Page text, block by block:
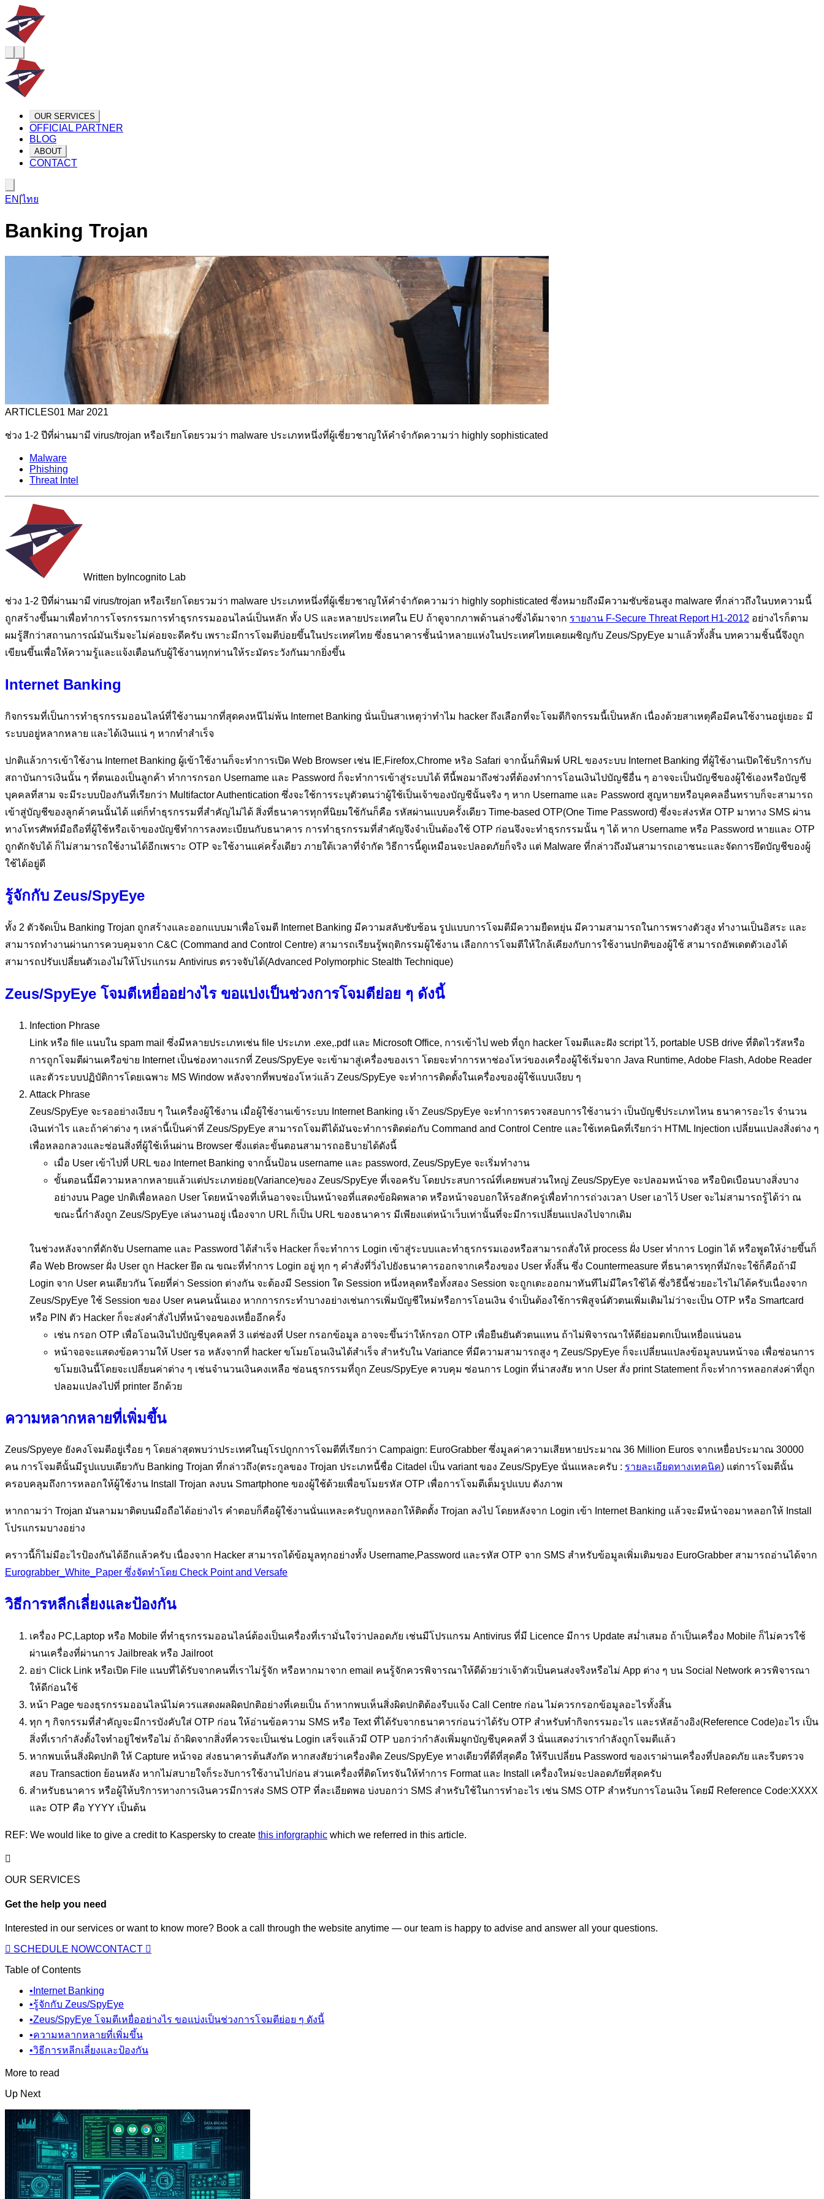
OUR SERVICES
OFFICIAL PARTNER
BLOG
ABOUT
CONTACT
EN |ไทย
Banking Trojan
ARTICLES01 Mar 2021
ช่วง 1-2 ปีที่ผ่านมามี virus/trojan หรือเรียกโดยรวมว่า malware ประเภทหนึ่งที่ผู้เชี่ยวชาญให้คำจำกัดความว่า highly sophisticated
Malware
Phishing
Threat Intel
Written by Incognito Lab
ช่วง 1-2 ปีที่ผ่านมามี virus/trojan หรือเรียกโดยรวมว่า malware ประเภทหนึ่งที่ผู้เชี่ยวชาญให้คำจำกัดความว่า highly sophisticated ซึ่งหมายถึงมีความซับซ้อนสูง malware ที่กล่าวถึงในบทความนี้
ถูกสร้างขึ้นมาเพื่อทำการโจรกรรมการทำธุรกรรมออนไลน์เป็นหลัก ทั้ง US และหลายประเทศใน EU ถ้าดูจากภาพด้านล่างซึ่งได้มาจาก รายงาน F-Secure Threat Report H1-2012 อย่างไรก็ตาม
ผมรู้สึกว่าสถานการณ์มันเริ่มจะไม่ค่อยจะดีครับ เพราะมีการโจมตีบ่อยขึ้นในประเทศไทย ซึ่งธนาคารชั้นนำหลายแห่งในประเทศไทยเคยเผชิญกับ Zeus/SpyEye มาแล้วทั้งสิ้น บทความชิ้นนี้จึงถูก
เขียนขึ้นเพื่อให้ความรู้และแจ้งเตือนกับผู้ใช้งานทุกท่านให้ระมัดระวังกันมากยิ่งขึ้น
Internet Banking
กิจกรรมที่เป็นการทำธุรกรรมออนไลน์ที่ใช้งานมากที่สุดคงหนีไม่พ้น Internet Banking นั่นเป็นสาเหตุว่าทำไม hacker ถึงเลือกที่จะโจมตีกิจกรรมนี้เป็นหลัก เนื่องด้วยสาเหตุคือมีคนใช้งานอยู่เยอะ มี
ระบบอยู่หลากหลาย และได้เงินแน่ ๆ หากทำสำเร็จ
ปกติแล้วการเข้าใช้งาน Internet Banking ผู้เข้าใช้งานก็จะทำการเปิด Web Browser เช่น IE,Firefox,Chrome หริอ Safari จากนั้นก็พิมพ์ URL ของระบบ Internet Banking ที่ผู้ใช้งานเปิดใช้บริการกับ
สถาบันการเงินนั้น ๆ ที่ตนเองเป็นลูกค้า ทำการกรอก Username และ Password ก็จะทำการเข้าสู่ระบบได้ ทีนี้พอมาถึงช่วงที่ต้องทำการโอนเงินไปบัญชีอื่น ๆ อาจจะเป็นบัญชีของผู้ใช้เองหรือบัญชี
บุคคลที่สาม จะมีระบบป้องกันที่เรียกว่า Multifactor Authentication ซึ่งจะใช้การระบุตัวตนว่าผู้ใช้เป็นเจ้าของบัญชีนั้นจริง ๆ หาก Username และ Password สูญหายหรือบุคคลอื่นทราบก็จะสามารถ
เข้าสู่บัญชีของลูกค้าคนนั้นได้ แต่ก็ทำธุรกรรมที่สำคัญไม่ได้ สิ่งที่ธนาคารทุกที่นิยมใช้กันก็คือ รหัสผ่านแบบครั้งเดียว Time-based OTP(One Time Password) ซึ่งจะส่งรหัส OTP มาทาง SMS ผ่าน
ทางโทรศัพท์มือถือที่ผู้ใช้หรือเจ้าของบัญชีทำการลงทะเบียนกับธนาคาร การทำธุรกรรมที่สำคัญจึงจำเป็นต้องใช้ OTP ก่อนจึงจะทำธุรกรรมนั้น ๆ ได้ หาก Username หรือ Password หายและ OTP
ถูกดักจับได้ ก็ไม่สามารถใช้งานได้อีกเพราะ OTP จะใช้งานแค่ครั้งเดียว ภายใต้เวลาที่จำกัด วิธีการนี้ดูเหมือนจะปลอดภัยก็จริง แต่ Malware ที่กล่าวถึงมันสามารถเอาชนะและจัดการยึดบัญชีของผู้
ใช้ได้อยู่ดี
รู้จักกับ Zeus/SpyEye
ทั้ง 2 ตัวจัดเป็น Banking Trojan ถูกสร้างและออกแบบมาเพื่อโจมตี Internet Banking มีความสลับซับซ้อน รูปแบบการโจมตีมีความยืดหยุ่น มีความสามารถในการพรางตัวสูง ทำงานเป็นอิสระ และ
สามารถทำงานผ่านการควบคุมจาก C&C (Command and Control Centre) สามารถเรียนรู้พฤติกรรมผู้ใช้งาน เลือกการโจมตีให้ใกล้เคียงกับการใช้งานปกติของผู้ใช้ สามารถอัพเดตตัวเองได้
สามารถปรับเปลี่ยนตัวเองไม่ให้โปรแกรม Antivirus ตรวจจับได้(Advanced Polymorphic Stealth Technique)
Zeus/SpyEye โจมตีเหยื่ออย่างไร ขอแบ่งเป็นช่วงการโจมตีย่อย ๆ ดังนี้
Infection Phrase
Link หรือ file แนบใน spam mail ซึ่งมีหลายประเภทเช่น file ประเภท .exe,.pdf และ Microsoft Office, การเข้าไป web ที่ถูก hacker โจมตีและฝัง script ไว้, portable USB drive ที่ติดไวรัสหรือ
การถูกโจมตีผ่านเครือข่าย Internet เป็นช่องทางแรกที่ Zeus/SpyEye จะเข้ามาสู่เครื่องของเรา โดยจะทำการหาช่องโหว่ของเครื่องผู้ใช้เริ่มจาก Java Runtime, Adobe Flash, Adobe Reader
และตัวระบบปฏิบัติการโดยเฉพาะ MS Window หลังจากที่พบช่องโหว่แล้ว Zeus/SpyEye จะทำการติดตั้งในเครื่องของผู้ใช้แบบเงียบ ๆ
Attack Phrase
Zeus/SpyEye จะรออย่างเงียบ ๆ ในเครื่องผู้ใช้งาน เมื่อผู้ใช้งานเข้าระบบ Internet Banking เจ้า Zeus/SpyEye จะทำการตรวจสอบการใช้งานว่า เป็นบัญชีประเภทไหน ธนาคารอะไร จำนวน
เงินเท่าไร และถ้าค่าต่าง ๆ เหล่านี้เป็นค่าที่ Zeus/SpyEye สามารถโจมตีได้มันจะทำการติดต่อกับ Command and Control Centre และใช้เทคนิคที่เรียกว่า HTML Injection เปลี่ยนแปลงสิ่งต่าง ๆ
เพื่อหลอกลวงและซ่อนสิ่งที่ผู้ใช้เห็นผ่าน Browser ซึ่งแต่ละขั้นตอนสามารถอธิบายได้ดังนี้
เมื่อ User เข้าไปที่ URL ของ Internet Banking จากนั้นป้อน username และ password, Zeus/SpyEye จะเริ่มทำงาน
ขั้นตอนนี้มีความหลากหลายแล้วแต่ประเภทย่อย(Variance)ของ Zeus/SpyEye ที่เจอครับ โดยประสบการณ์ที่เคยพบส่วนใหญ่ Zeus/SpyEye จะปลอมหน้าจอ หรือบิดเบือนบางสิ่งบาง
อย่างบน Page ปกติเพื่อหลอก User โดยหน้าจอที่เห็นอาจจะเป็นหน้าจอที่แสดงข้อผิดพลาด หรือหน้าจอบอกให้รอสักครู่เพื่อทำการถ่วงเวลา User เอาไว้ User จะไม่สามารถรู้ได้ว่า ณ
ขณะนี้กำลังถูก Zeus/SpyEye เล่นงานอยู่ เนื่องจาก URL ก็เป็น URL ของธนาคาร มีเพียงแต่หน้าเว็บเท่านั้นที่จะมีการเปลี่ยนแปลงไปจากเดิม
ในช่วงหลังจากที่ดักจับ Username และ Password ได้สำเร็จ Hacker ก็จะทำการ Login เข้าสู่ระบบและทำธุรกรรมเองหรือสามารถสั่งให้ process ฝั่ง User ทำการ Login ได้ หรือพูดให้ง่ายขึ้นก็
คือ Web Browser ฝั่ง User ถูก Hacker ยึด ณ ขณะที่ทำการ Login อยู่ ทุก ๆ คำสั่งที่วิ่งไปยังธนาคารออกจากเครื่องของ User ทั้งสิ้น ซึ่ง Countermeasure ที่ธนาคารทุกที่มักจะใช้ก็คือถ้ามี
Login จาก User คนเดียวกัน โดยที่ค่า Session ต่างกัน จะต้องมี Session ใด Session หนึ่งหลุดหรือทั้งสอง Session จะถูกเตะออกมาทันทีไม่มีใครใช้ได้ ซึ่งวิธีนี้ช่วยอะไรไม่ได้ครับเนื่องจาก
Zeus/SpyEye ใช้ Session ของ User คนคนนั้นเอง หากการกระทำบางอย่างเช่นการเพิ่มบัญชีใหม่หรือการโอนเงิน จำเป็นต้องใช้การพิสูจน์ตัวตนเพิ่มเติมไม่ว่าจะเป็น OTP หรือ Smartcard
หรือ PIN ตัว Hacker ก็จะส่งคำสั่งไปที่หน้าจอของเหยื่ออีกครั้ง
เช่น กรอก OTP เพื่อโอนเงินไปบัญชีบุคคลที่ 3 แต่ช่องที่ User กรอกข้อมูล อาจจะขึ้นว่าให้กรอก OTP เพื่อยืนยันตัวตนแทน ถ้าไม่พิจารณาให้ดีย่อมตกเป็นเหยื่อแน่นอน
หน้าจอจะแสดงข้อความให้ User รอ หลังจากที่ hacker ขโมยโอนเงินได้สำเร็จ สำหรับใน Variance ที่มีความสามารถสูง ๆ Zeus/SpyEye ก็จะเปลี่ยนแปลงข้อมูลบนหน้าจอ เพื่อซ่อนการ
ขโมยเงินนี้โดยจะเปลี่ยนค่าต่าง ๆ เช่นจำนวนเงินคงเหลือ ซ่อนธุรกรรมที่ถูก Zeus/SpyEye ควบคุม ซ่อนการ Login ที่น่าสงสัย หาก User สั่ง print Statement ก็จะทำการหลอกส่งค่าที่ถูก
ปลอมแปลงไปที่ printer อีกด้วย
ความหลากหลายที่เพิ่มขึ้น
Zeus/Spyeye ยังคงโจมตีอยู่เรื่อย ๆ โดยล่าสุดพบว่าประเทศในยุโรปถูกการโจมตีที่เรียกว่า Campaign: EuroGrabber ซึ่งมูลค่าความเสียหายประมาณ 36 Million Euros จากเหยื่อประมาณ 30000
คน การโจมตีนั้นมีรูปแบบเดียวกับ Banking Trojan ที่กล่าวถึง(ตระกูลของ Trojan ประเภทนี้ชื่อ Citadel เป็น variant ของ Zeus/SpyEye นั่นแหละครับ : รายละเอียดทางเทคนิค) แต่การโจมตีนั้น
ครอบคลุมถึงการหลอกให้ผู้ใช้งาน Install Trojan ลงบน Smartphone ของผู้ใช้ด้วยเพื่อขโมยรหัส OTP เพื่อการโจมตีเต็มรูปแบบ ดังภาพ
หากถามว่า Trojan มันลามมาติดบนมือถือได้อย่างไร คำตอบก็คือผู้ใช้งานนั่นแหละครับถูกหลอกให้ติดตั้ง Trojan ลงไป โดยหลังจาก Login เข้า Internet Banking แล้วจะมีหน้าจอมาหลอกให้ Install
โปรแกรมบางอย่าง
คราวนี้ก็ไม่มีอะไรป้องกันได้อีกแล้วครับ เนื่องจาก Hacker สามารถได้ข้อมูลทุกอย่างทั้ง Username,Password และรหัส OTP จาก SMS สำหรับข้อมูลเพิ่มเติมของ EuroGrabber สามารถอ่านได้จาก
Eurograbber_White_Paper ซึ่งจัดทำโดย Check Point and Versafe
วิธีการหลีกเลี่ยงและป้องกัน
เครื่อง PC,Laptop หรือ Mobile ที่ทำธุรกรรมออนไลน์ต้องเป็นเครื่องที่เรามั่นใจว่าปลอดภัย เช่นมีโปรแกรม Antivirus ที่มี Licence มีการ Update สม่ำเสมอ ถ้าเป็นเครื่อง Mobile ก็ไม่ควรใช้
ผ่านเครื่องที่ผ่านการ Jailbreak หรือ Jailroot
อย่า Click Link หรือเปิด File แนบที่ได้รับจากคนที่เราไม่รู้จัก หรือหากมาจาก email คนรู้จักควรพิจารณาให้ดีด้วยว่าเจ้าตัวเป็นคนส่งจริงหรือไม่ App ต่าง ๆ บน Social Network ควรพิจารณา
ให้ดีก่อนใช้
หน้า Page ของธุรกรรมออนไลน์ไม่ควรแสดงผลผิดปกติอย่างที่เคยเป็น ถ้าหากพบเห็นสิ่งผิดปกติต้องรีบแจ้ง Call Centre ก่อน ไม่ควรกรอกข้อมูลอะไรทั้งสิ้น
ทุก ๆ กิจกรรมที่สำคัญจะมีการบังคับใส่ OTP ก่อน ให้อ่านข้อความ SMS หรือ Text ที่ได้รับจากธนาคารก่อนว่าได้รับ OTP สำหรับทำกิจกรรมอะไร และรหัสอ้างอิง(Reference Code)อะไร เป็น
สิ่งที่เรากำลังตั้งใจทำอยู่ใช่หรือไม่ ถ้าผิดจากสิ่งที่ควรจะเป็นเช่น Login เสร็จแล้วมี OTP บอกว่ากำลังเพิ่มผูกบัญชีบุคคลที่ 3 นั่นแสดงว่าเรากำลังถูกโจมตีแล้ว
หากพบเห็นสิ่งผิดปกติ ให้ Capture หน้าจอ ส่งธนาคารต้นสังกัด หากสงสัยว่าเครื่องติด Zeus/SpyEye ทางเดียวที่ดีที่สุดคือ ให้รีบเปลี่ยน Password ของเราผ่านเครื่องที่ปลอดภัย และรีบตรวจ
สอบ Transaction ย้อนหลัง หากไม่สบายใจก็ระงับการใช้งานไปก่อน ส่วนเครื่องที่ติดโทรจันให้ทำการ Format และ Install เครื่องใหม่จะปลอดภัยที่สุดครับ
สำหรับธนาคาร หรือผู้ให้บริการทางการเงินควรมีการส่ง SMS OTP ที่ละเอียดพอ บ่งบอกว่า SMS สำหรับใช้ในการทำอะไร เช่น SMS OTP สำหรับการโอนเงิน โดยมี Reference Code:XXXX
และ OTP คือ YYYY เป็นต้น
REF: We would like to give a credit to Kaspersky to create this inforgraphic which we referred in this article.
OUR SERVICES
Get the help you need
Interested in our services or want to know more? Book a call through the website anytime — our team is happy to advise and answer all your questions.
SCHEDULE NOWCONTACT
Table of Contents
• Internet Banking
•รู้จักกับ Zeus/SpyEye
•Zeus/SpyEye โจมตีเหยื่ออย่างไร ขอแบ่งเป็นช่วงการโจมตีย่อย ๆ ดังนี้
•ความหลากหลายที่เพิ่มขึ้น
•วิธีการหลีกเลี่ยงและป้องกัน
More to read
Up Next